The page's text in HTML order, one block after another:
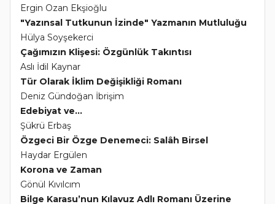
Ergin Ozan Ekşioğlu
"Yazınsal Tutkunun İzinde" Yazmanın Mutluluğu
Hülya Soyşekerci
Çağımızın Klişesi: Özgünlük Takıntısı
Aslı İdil Kaynar
Tür Olarak İklim Değişikliği Romanı
Deniz Gündoğan İbrişim
Edebiyat ve...
Şükrü Erbaş
Özgeci Bir Özge Denemeci: Salâh Birsel
Haydar Ergülen
Korona ve Zaman
Gönül Kıvılcım
Bilge Karasu’nun Kılavuz Adlı Romanı Üzerine